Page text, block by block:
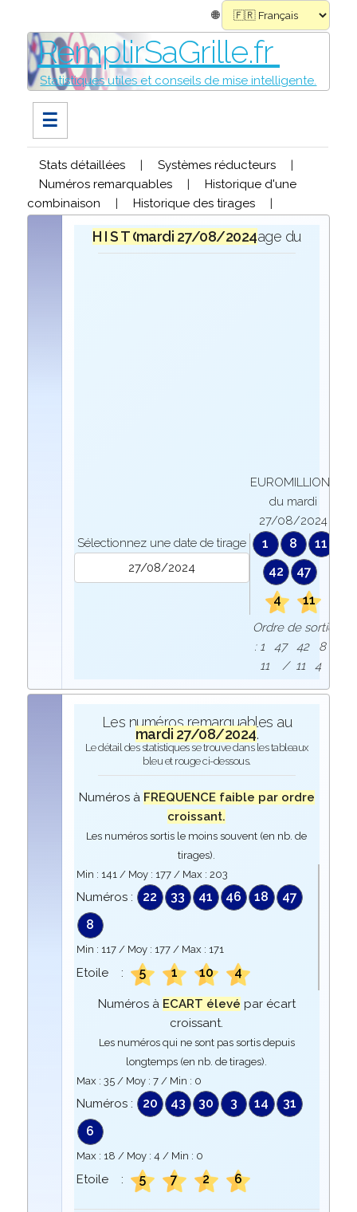
🌐
RemplirSaGrille.fr
Statistiques utiles et conseils de mise intelligente.
☰
Stats détaillées | Systèmes réducteurs
|
Numéros remarquables
|
Historique d'une
combinaison
| Historique des tirages |
H I S T O R I Q U Elors du tirage du
mardi 27/08/2024
Sélectionnez une date de tirage
EUROMILLIONS
du mardi
27/08/2024
1 8
11
42
47
4
11
Ordre de sortie
: 1 47 42 8
11 / 11 4
Les numéros remarquables au
mardi 27/08/2024.
Le détail des statistiques se trouve dans les tableaux
bleu et rouge ci-dessous.
Numéros à FREQUENCE faible par ordre
croissant.
Les numéros sortis le moins souvent (en nb. de
tirages).
Min : 141/ Moy : 177/ Max : 203
Numéros : 22 33 41 46 18
47
8
Min : 117/ Moy : 177/ Max : 171
Etoile : 5 1 10 4
Numéros à ECART élevé par écart
croissant.
Les numéros qui ne sont pas sortis depuis
longtemps (en nb. de tirages).
Max : 35/ Moy : 7/ Min : 0
Numéros : 20 43 30 3 14
31
6
Max : 18 / Moy : 4 / Min : 0
Etoile : 5 7 2 6